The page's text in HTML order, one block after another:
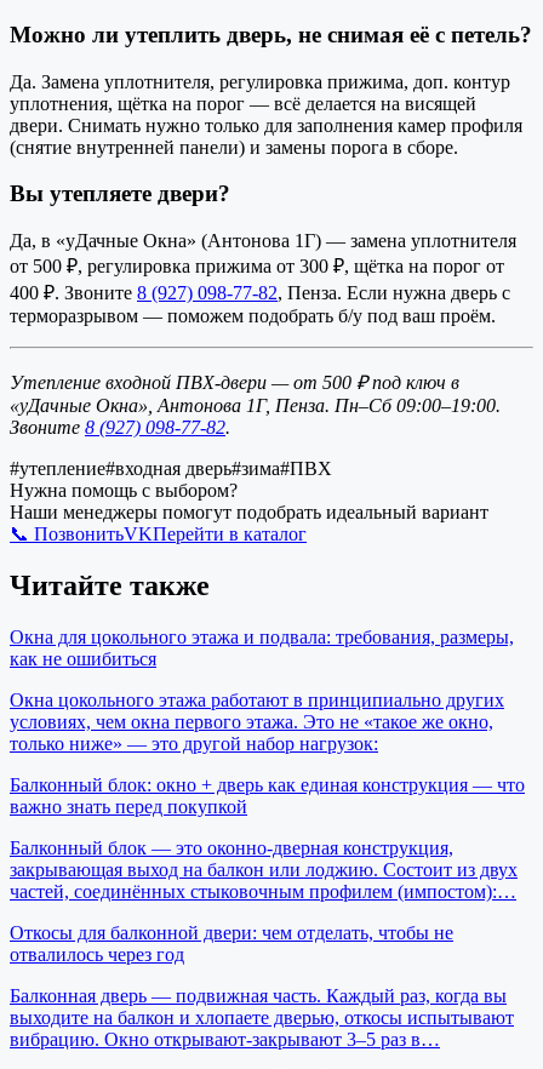
Можно ли утеплить дверь, не снимая её с петель?
Да. Замена уплотнителя, регулировка прижима, доп. контур
уплотнения, щётка на порог — всё делается на висящей
двери. Снимать нужно только для заполнения камер профиля
(снятие внутренней панели) и замены порога в сборе.
Вы утепляете двери?
Да, в «уДачные Окна» (Антонова 1Г) — замена уплотнителя
от 500 ₽, регулировка прижима от 300 ₽, щётка на порог от
400 ₽. Звоните 8 (927) 098-77-82, Пенза. Если нужна дверь с
терморазрывом — поможем подобрать б/у под ваш проём.
Утепление входной ПВХ-двери — от 500 ₽ под ключ в
«уДачные Окна», Антонова 1Г, Пенза. Пн–Сб 09:00–19:00.
Звоните 8 (927) 098-77-82.
#утепление#входная дверь#зима#ПВХ
Нужна помощь с выбором?
Наши менеджеры помогут подобрать идеальный вариант
📞 ПозвонитьVKПерейти в каталог
Читайте также
Окна для цокольного этажа и подвала: требования, размеры,
как не ошибиться
Окна цокольного этажа работают в принципиально других
условиях, чем окна первого этажа. Это не «такое же окно,
только ниже» — это другой набор нагрузок:
Балконный блок: окно + дверь как единая конструкция — что
важно знать перед покупкой
Балконный блок — это оконно-дверная конструкция,
закрывающая выход на балкон или лоджию. Состоит из двух
частей, соединённых стыковочным профилем (импостом):…
Откосы для балконной двери: чем отделать, чтобы не
отвалилось через год
Балконная дверь — подвижная часть. Каждый раз, когда вы
выходите на балкон и хлопаете дверью, откосы испытывают
вибрацию. Окно открывают-закрывают 3–5 раз в…